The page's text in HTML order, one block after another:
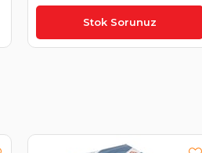
Stok Sorunuz
₺523,70